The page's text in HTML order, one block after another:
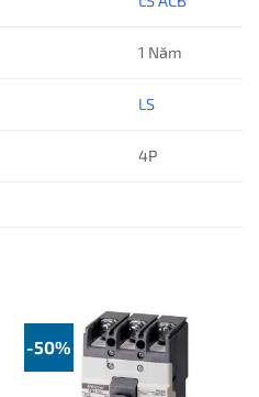
1 Năm
LS
4P
-50%